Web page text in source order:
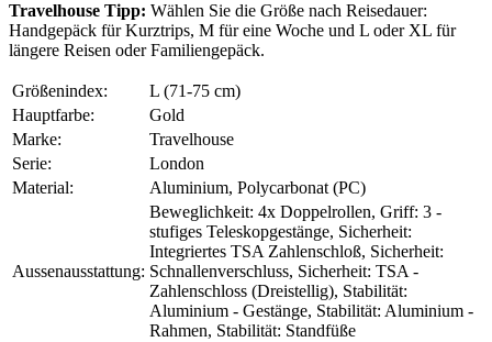
Travelhouse Tipp: Wählen Sie die Größe nach Reisedauer:
Handgepäck für Kurztrips, M für eine Woche und L oder XL für
längere Reisen oder Familiengepäck.
Größenindex:
L (71-75 cm)
Hauptfarbe:
Gold
Marke:
Travelhouse
Serie:
London
Material:
Aluminium, Polycarbonat (PC)
Aussenausstattung:
Beweglichkeit: 4x Doppelrollen, Griff: 3 -
stufiges Teleskopgestänge, Sicherheit:
Integriertes TSA Zahlenschloß, Sicherheit:
Schnallenverschluss, Sicherheit: TSA -
Zahlenschloss (Dreistellig), Stabilität:
Aluminium - Gestänge, Stabilität: Aluminium -
Rahmen, Stabilität: Standfüße